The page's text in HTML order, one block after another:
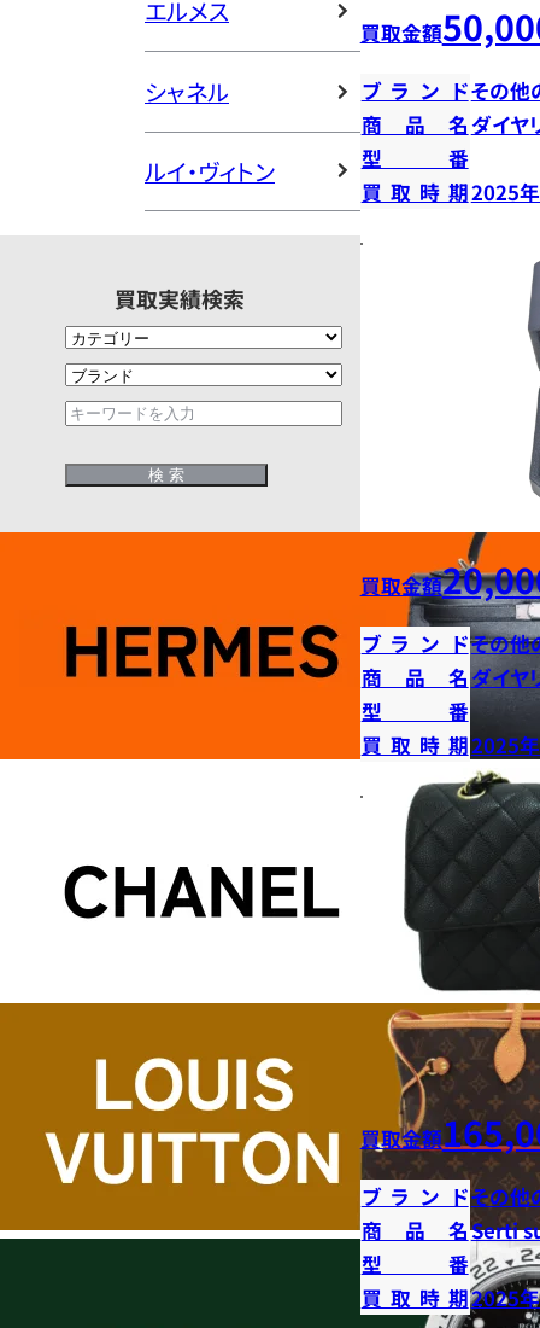
エルメス
シャネル
ルイ・ヴィトン
買取実績検索
買取金額
ブランドその他
商品名ダイヤ
型番
買取時期2025
買取金額
ブランドその他
商品名 ダイヤ
型番
買取時期2025
買取金額
ブランドその他
商品名Serti
型番
買取時期2025